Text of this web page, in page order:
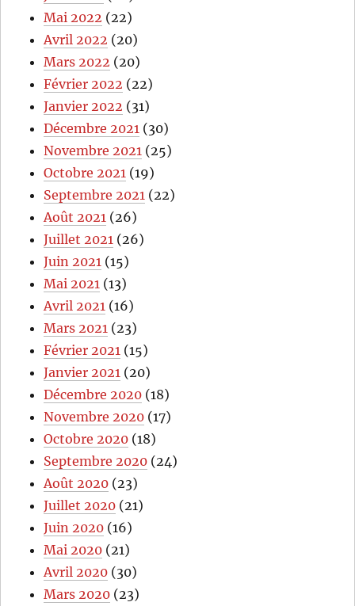
Mai 2022 (22)
Avril 2022 (20)
Mars 2022 (20)
Février 2022 (22)
Janvier 2022 (31)
Décembre 2021 (30)
Novembre 2021 (25)
Octobre 2021 (19)
Septembre 2021 (22)
Août 2021 (26)
Juillet 2021 (26)
Juin 2021 (15)
Mai 2021 (13)
Avril 2021 (16)
Mars 2021 (23)
Février 2021 (15)
Janvier 2021 (20)
Décembre 2020 (18)
Novembre 2020 (17)
Octobre 2020 (18)
Septembre 2020 (24)
Août 2020 (23)
Juillet 2020 (21)
Juin 2020 (16)
Mai 2020 (21)
Avril 2020 (30)
Mars 2020 (23)